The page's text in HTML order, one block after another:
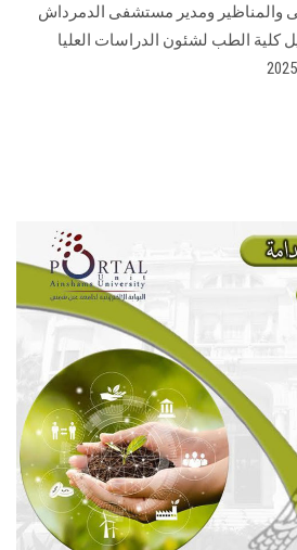
والمناظير ومدير مستشفى الدمرداش
كلية الطب لشئون الدراسات العليا